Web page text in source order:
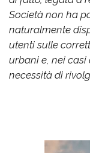
Società non ha
naturalmente
utenti sulle
urbani e, nei
necessità di